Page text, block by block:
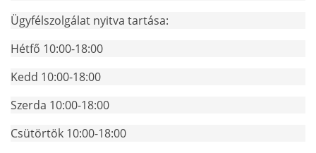
Ügyfélszolgálat nyitva tartása:
Hétfő 10:00-18:00
Kedd 10:00-18:00
Szerda 10:00-18:00
Csütörtök 10:00-18:00